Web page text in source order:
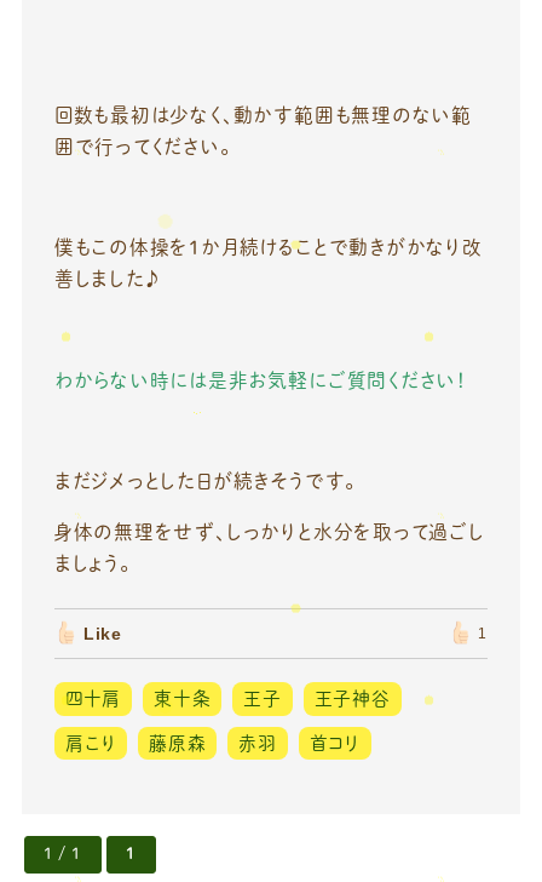
回数も最初は少なく、動かす範囲も無理のない範
囲で行ってください。
僕もこの体操を1か月続けることで動きがかなり改
善しました♪
わからない時には是非お気軽にご質問ください！
まだジメっとした日が続きそうです。
身体の無理をせず、しっかりと水分を取って過ごし
ましょう。
Like 1
四十肩 東十条 王子 王子神谷
肩こり 藤原森 赤羽 首コリ
1 / 1 1